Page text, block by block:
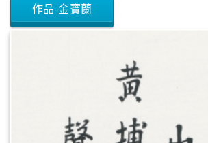
作品-金寶蘭